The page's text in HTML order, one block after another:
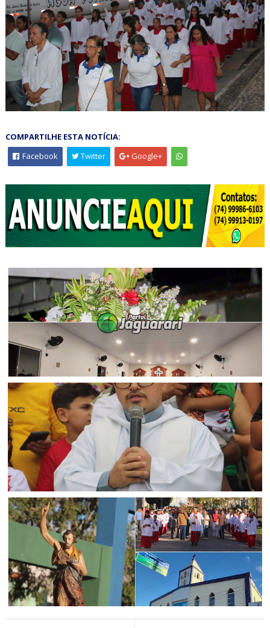
COMPARTILHE ESTA NOTÍCIA:
Facebook
Twitter Google+
JAGUARARI
Fiéis do Bairro Odilon Gonçalves em Jaguarari encerram
Festa de São Cristóvão com fé e devoção
BAHIA
Padre Éricson Ribeiro deixa a Paróquia de Jaguarari para
assumir a de Nordestina